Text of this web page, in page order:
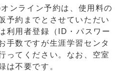
ンライン予約は、使用料の
予約までとさせていただい
利用者登録（ID・パスワー
手数ですが生涯学習センタ
ってください。なお、空室
は不要です。